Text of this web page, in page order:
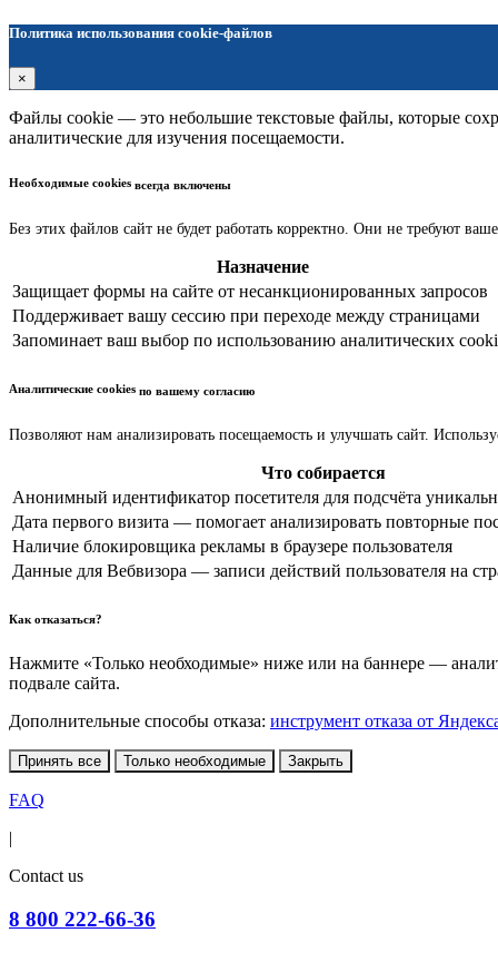
Политика использования cookie-файлов
×
Файлы cookie — это небольшие текстовые файлы, которые
аналитические для изучения посещаемости.
Необходимые cookies всегда включены
Без этих файлов сайт не будет работать корректно. Они не требуют
Назначение
Защищает формы на сайте от несанкционированных запросов
Поддерживает вашу сессию при переходе между страницами
Запоминает ваш выбор по использованию аналитических
Аналитические cookies по вашему согласию
Позволяют нам анализировать посещаемость и улучшать сайт.
Что собирается
Анонимный идентификатор посетителя для подсчёта
Дата первого визита — помогает анализировать повторные
Наличие блокировщика рекламы в браузере пользователя
Данные для Вебвизора — записи действий пользователя на
Как отказаться?
Нажмите «Только необходимые» ниже или на баннере —
подвале сайта.
Дополнительные способы отказа: инструмент отказа от
Принять все Только необходимые Закрыть
FAQ
|
Contact us
8 800 222-66-36